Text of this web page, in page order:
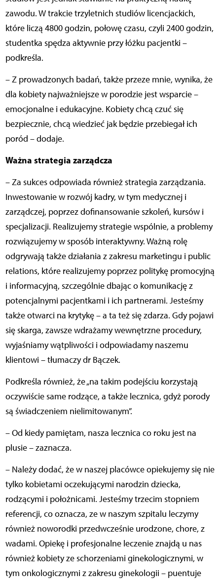
zawodu. W trakcie trzyletnich studiów licencjackich,
które liczą 4800 godzin, połowę czasu, czyli 2400 godzin,
studentka spędza aktywnie przy łóżku pacjentki –
podkreśla.
– Z prowadzonych badań, także przeze mnie, wynika, że
dla kobiety najważniejsze w porodzie jest wsparcie –
emocjonalne i edukacyjne. Kobiety chcą czuć się
bezpiecznie, chcą wiedzieć jak będzie przebiegał ich
poród – dodaje.
Ważna strategia zarządcza
– Za sukces odpowiada również strategia zarządzania.
Inwestowanie w rozwój kadry, w tym medycznej i
zarządczej, poprzez dofinansowanie szkoleń, kursów i
specjalizacji. Realizujemy strategie wspólnie, a problemy
rozwiązujemy w sposób interaktywny. Ważną rolę
odgrywają także działania z zakresu marketingu i public
relations, które realizujemy poprzez politykę promocyjną
i informacyjną, szczególnie dbając o komunikację z
potencjalnymi pacjentkami i ich partnerami. Jesteśmy
także otwarci na krytykę – a ta też się zdarza. Gdy pojawi
się skarga, zawsze wdrażamy wewnętrzne procedury,
wyjaśniamy wątpliwości i odpowiadamy naszemu
klientowi – tłumaczy dr Bączek.
Podkreśla również, że „na takim podejściu korzystają
oczywiście same rodzące, a także lecznica, gdyż porody
są świadczeniem nielimitowanym”.
– Od kiedy pamiętam, nasza lecznica co roku jest na
plusie – zaznacza.
– Należy dodać, że w naszej placówce opiekujemy się nie
tylko kobietami oczekującymi narodzin dziecka,
rodzącymi i położnicami. Jesteśmy trzecim stopniem
referencji, co oznacza, ze w naszym szpitalu leczymy
również noworodki przedwcześnie urodzone, chore, z
wadami. Opiekę i profesjonalne leczenie znajdą u nas
również kobiety ze schorzeniami ginekologicznymi, w
tym onkologicznymi z zakresu ginekologii – puentuje